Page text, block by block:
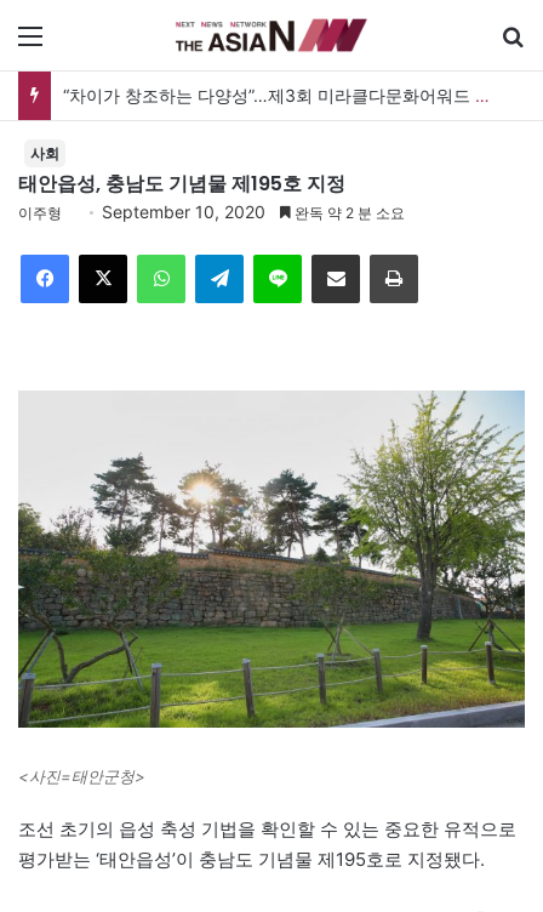
“차이가 창조하는 다양성”…제3회 미라클다문화어워드 시상식
사회
태안읍성, 충남도 기념물 제195호 지정
이주형 September 10, 2020 완독 약 2 분 소요
Telegram 이메일
<사진=태안군청>
조선 초기의 읍성 축성 기법을 확인할 수 있는 중요한 유적으로
평가받는 ‘태안읍성’이 충남도 기념물 제195호로 지정됐다.